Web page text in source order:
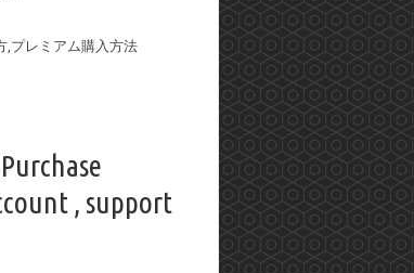
プレミアム購入方法
, support